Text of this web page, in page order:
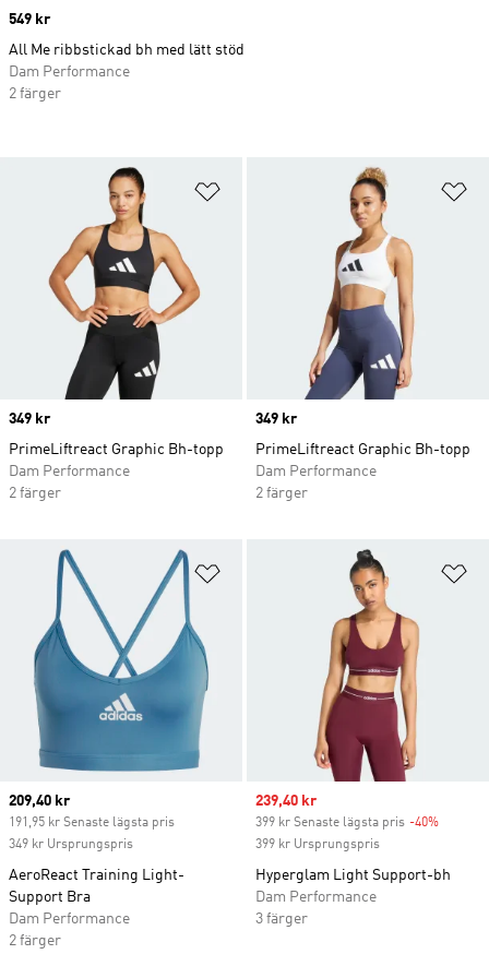
Lägg till på önskelistan
Price
349 kr
PrimeLiftreact Graphic Bh-topp
Dam Performance
2 färger
Price
349 kr
PrimeLiftreact Graphic Bh-topp
Dam Performance
2 färger
Lägg till på önskelistan
Current price
209,40 kr
191,95 kr Senaste lägsta pris
349 kr Ursprungspris
AeroReact Training Light-
Support Bra
Dam Performance
2 färger
Sale price
239,40 kr
399 kr Senaste lägsta pris -40%
399 kr Ursprungspris
Hyperglam Light Support-bh
Dam Performance
3 färger
Price
549 kr
All Me ribbstickad bh med lätt stöd
Dam Performance
2 färger